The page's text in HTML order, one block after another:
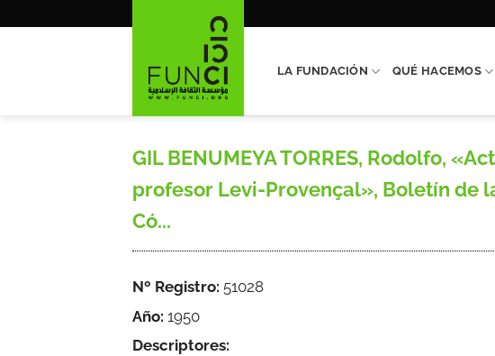
LA FUNDACIÓN QUÉ HACEMOS
GIL BENUMEYA TORRES, Rodolfo,
profesor Levi-Provençal», Boletín de
Có...
Nº Registro: 51028
Año: 1950
Descriptores: